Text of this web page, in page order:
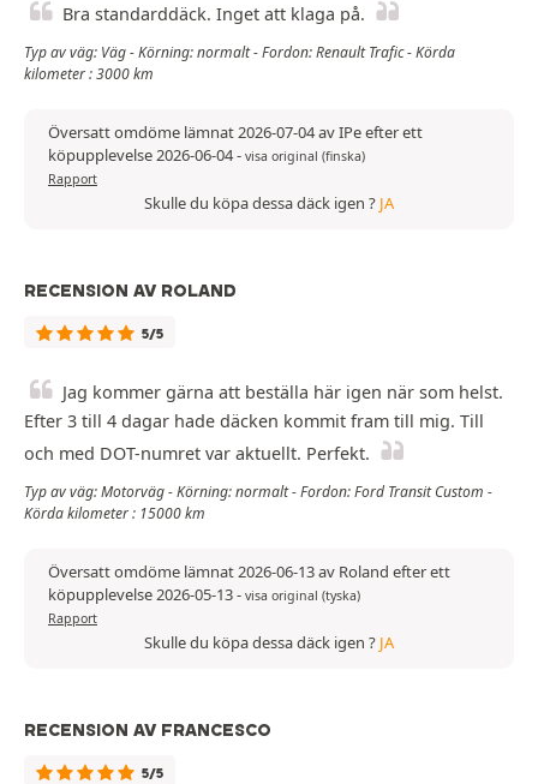
Bra standarddäck. Inget att klaga på.
Typ av väg: Väg - Körning: normalt - Fordon: Renault Trafic - Körda
kilometer : 3000 km
Översatt omdöme lämnat 2026-07-04 av IPe efter ett
köpupplevelse 2026-06-04- visa original (finska)
Rapport
Skulle du köpa dessa däck igen ? JA
RECENSION AV ROLAND
5/5
Jag kommer gärna att beställa här igen när som helst.
Efter 3 till 4 dagar hade däcken kommit fram till mig. Till
och med DOT-numret var aktuellt. Perfekt.
Typ av väg: Motorväg - Körning: normalt - Fordon: Ford Transit Custom -
Körda kilometer : 15000 km
Översatt omdöme lämnat 2026-06-13 av Roland efter ett
köpupplevelse 2026-05-13- visa original (tyska)
Rapport
Skulle du köpa dessa däck igen ? JA
RECENSION AV FRANCESCO
5/5